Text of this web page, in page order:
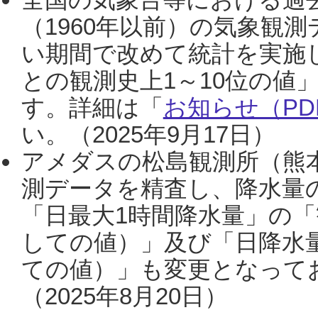
（1960年以前）の気象観
い期間で改めて統計を実
との観測史上1～10位の値
す。詳細は「 お知らせ（
い。（2025年9月17日）
アメダスの松島観測所（熊
測データを精査し、降水
「日最大1時間降水量」の
しての値）」及び「日降
ての値）」も変更となっ
（2025年8月20日）